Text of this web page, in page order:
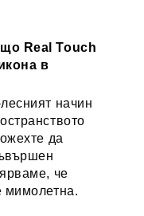
Real Touch
в
начин
да
че
мимолетна.